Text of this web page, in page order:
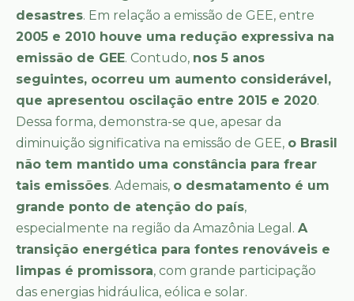
desastres. Em relação a emissão de GEE, entre
2005 e 2010 houve uma redução expressiva na
emissão de GEE. Contudo, nos 5 anos
seguintes, ocorreu um aumento considerável,
que apresentou oscilação entre 2015 e 2020.
Dessa forma, demonstra-se que, apesar da
diminuição significativa na emissão de GEE, o Brasil
não tem mantido uma constância para frear
tais emissões. Ademais, o desmatamento é um
grande ponto de atenção do país,
especialmente na região da Amazônia Legal. A
transição energética para fontes renováveis e
limpas é promissora, com grande participação
das energias hidráulica, eólica e solar.